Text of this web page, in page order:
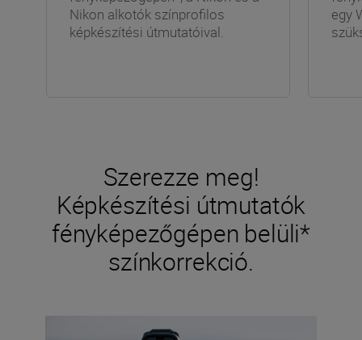
Nikon alkotók színprofilos
képkészítési útmutatóival.
egy
Szerezze meg!
Képkészítési útmutatók
fényképezőgépen belüli*
színkorrekció.